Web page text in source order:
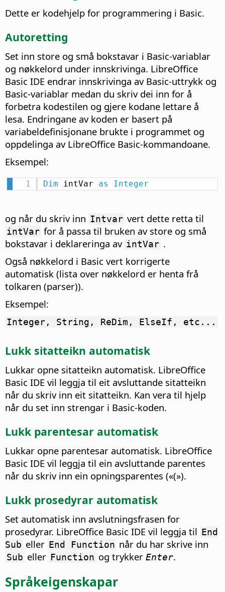
Dette er kodehjelp for programmering i Basic.
Autoretting
Set inn store og små bokstavar i Basic-variablar
og nøkkelord under innskrivinga. LibreOffice
Basic IDE endrar innskrivinga av Basic-uttrykk og
Basic-variablar medan du skriv dei inn for å
forbetra kodestilen og gjere kodane lettare å
lesa. Endringane av koden er basert på
variabeldefinisjonane brukte i programmet og
oppdelinga av LibreOffice Basic-kommandoane.
Eksempel:
Dim intVar as Integer
og når du skriv inn Intvar vert dette retta til
intVar for å passa til bruken av store og små
bokstavar i deklareringa av intVar .
Også nøkkelord i Basic vert korrigerte
automatisk (lista over nøkkelord er henta frå
tolkaren (parser)).
Eksempel:
Integer, String, ReDim, ElseIf, etc...
Lukk sitatteikn automatisk
Lukkar opne sitatteikn automatisk. LibreOffice
Basic IDE vil leggja til eit avsluttande sitatteikn
når du skriv inn eit sitatteikn. Kan vera til hjelp
når du set inn strengar i Basic-koden.
Lukk parentesar automatisk
Lukkar opne parentesar automatisk. LibreOffice
Basic IDE vil leggja til ein avsluttande parentes
når du skriv inn ein opningsparentes («(»).
Lukk prosedyrar automatisk
Set automatisk inn avslutningsfrasen for
prosedyrar. LibreOffice Basic IDE vil leggja til End
Sub eller End Function når du har skrive inn
Sub eller Function og trykker Enter.
Språkeigenskapar